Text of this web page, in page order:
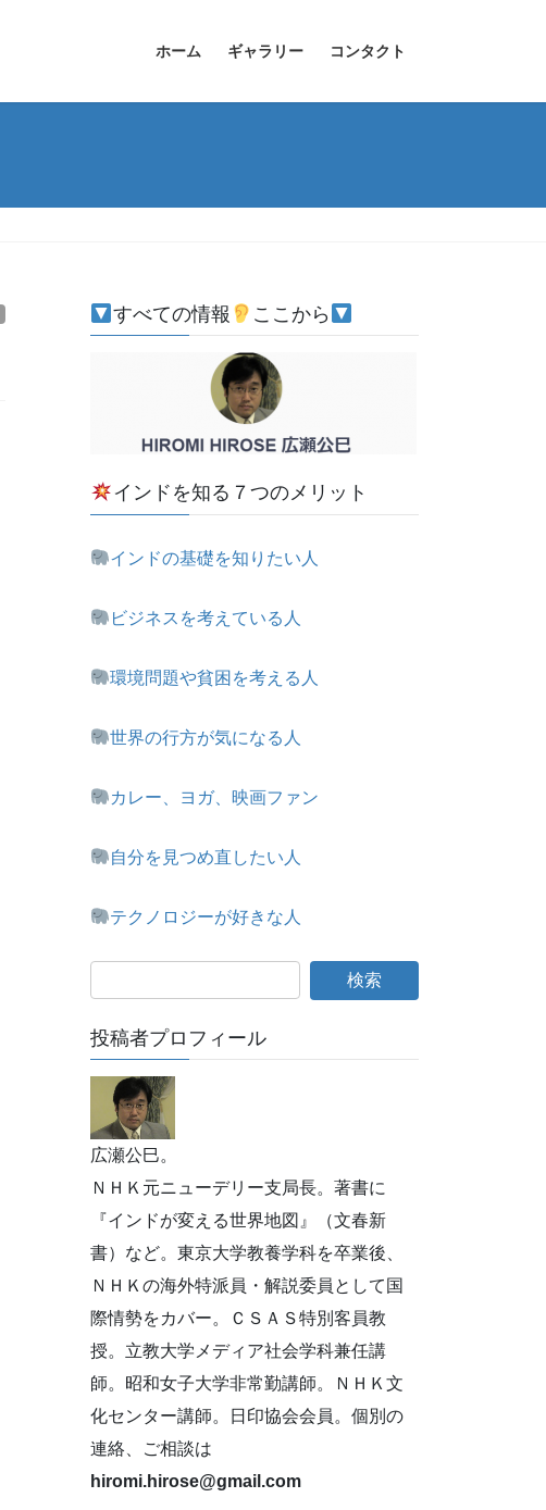
ホーム ギャラリー コンタクト
すべての情報 ここから
インドを知る７つのメリット
インドの基礎を知りたい人
ビジネスを考えている人
環境問題や貧困を考える人
世界の行方が気になる人
カレー、ヨガ、映画ファン
自分を見つめ直したい人
テクノロジーが好きな人
投稿者プロフィール
広瀬公巳。
ＮＨＫ元ニューデリー支局長。著書に
『インドが変える世界地図』（文春新
書）など。東京大学教養学科を卒業後、
ＮＨＫの海外特派員・解説委員として国
際情勢をカバー。ＣＳＡＳ特別客員教
授。立教大学メディア社会学科兼任講
師。昭和女子大学非常勤講師。ＮＨＫ文
化センター講師。日印協会会員。個別の
連絡、ご相談は
hiromi.hirose@gmail.com